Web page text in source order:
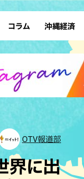
SDGs
カルニュース
沖縄旧暦行事
占い
テレビ
コラム 沖縄経済
OTV報道部
界に出